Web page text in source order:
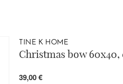
TINE K HOME
Christmas bow 60x40,
39,00 €